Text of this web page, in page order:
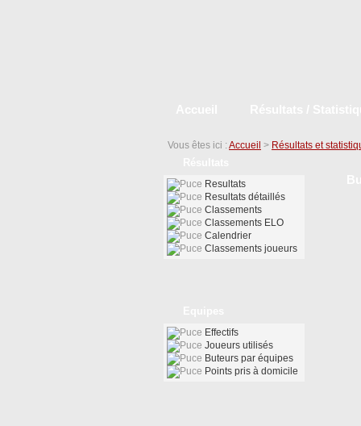
Vous êtes ici : Accueil > Résultats et
Resultats
Resultats détaillés
Classements
Classements ELO
Calendrier
Classements joueurs
Effectifs
Joueurs utilisés
Buteurs par équipes
Points pris à domicile